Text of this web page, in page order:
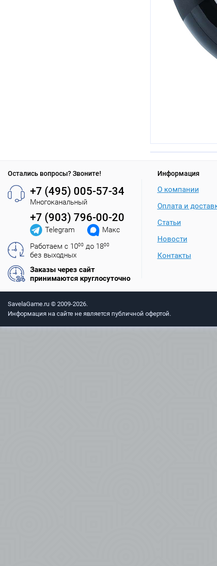
Остались вопросы? Звоните!
+7 (495) 005-57-34
Многоканальный
+7 (903) 796-00-20
Telegram
Макс
Работаем с 1000 до 1800
без выходных
Заказы через сайт
принимаются круглосуточно
Информация
О компании
Оплата и
Статьи
Новости
Контакты
SavelaGame.ru © 2009-2026.
Информация на сайте не является публичной офертой.